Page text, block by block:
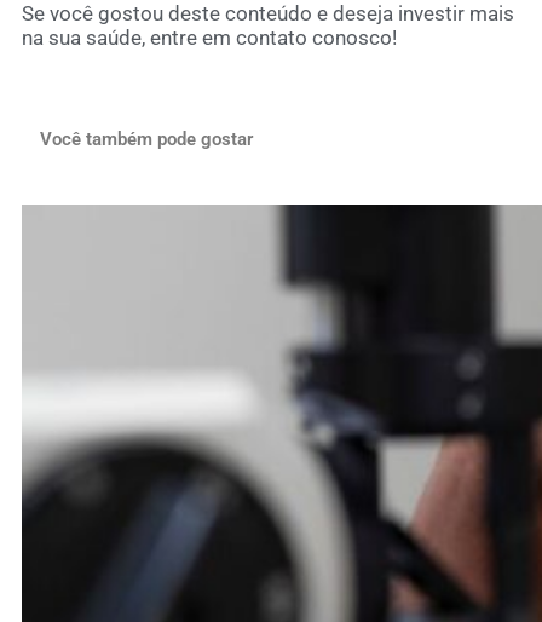
Se você gostou deste conteúdo e deseja investir mais
na sua saúde, entre em contato conosco!
Você também pode gostar